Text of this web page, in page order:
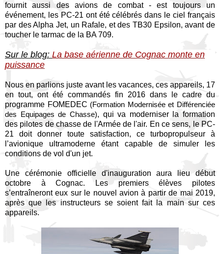
fournit aussi des avions de combat - est toujours un
événement, les PC-21 ont été célébrés dans le ciel français
par des Alpha Jet, un Rafale, et des TB30 Epsilon, avant de
toucher le tarmac de la BA 709.
Sur le blog: La base aérienne de Cognac monte en
puissance
Nous en parlions juste avant les vacances, ces appareils, 17
en tout, ont été commandés fin 2016 dans le cadre du
programme FOMEDEC (Formation Modernisée et Différenciée
des Equipages de Chasse), qui va moderniser la formation
des pilotes de chasse de l'Armée de l'air. En ce sens, le PC-
21 doit donner toute satisfaction, ce turbopropulseur à
l’avionique ultramoderne étant capable de simuler les
conditions de vol d'un jet.
Une cérémonie officielle d'inauguration aura lieu début
octobre à Cognac. Les premiers élèves pilotes
s’entraîneront eux sur le nouvel avion à partir de mai 2019,
après que les instructeurs se soient fait la main sur ces
appareils.